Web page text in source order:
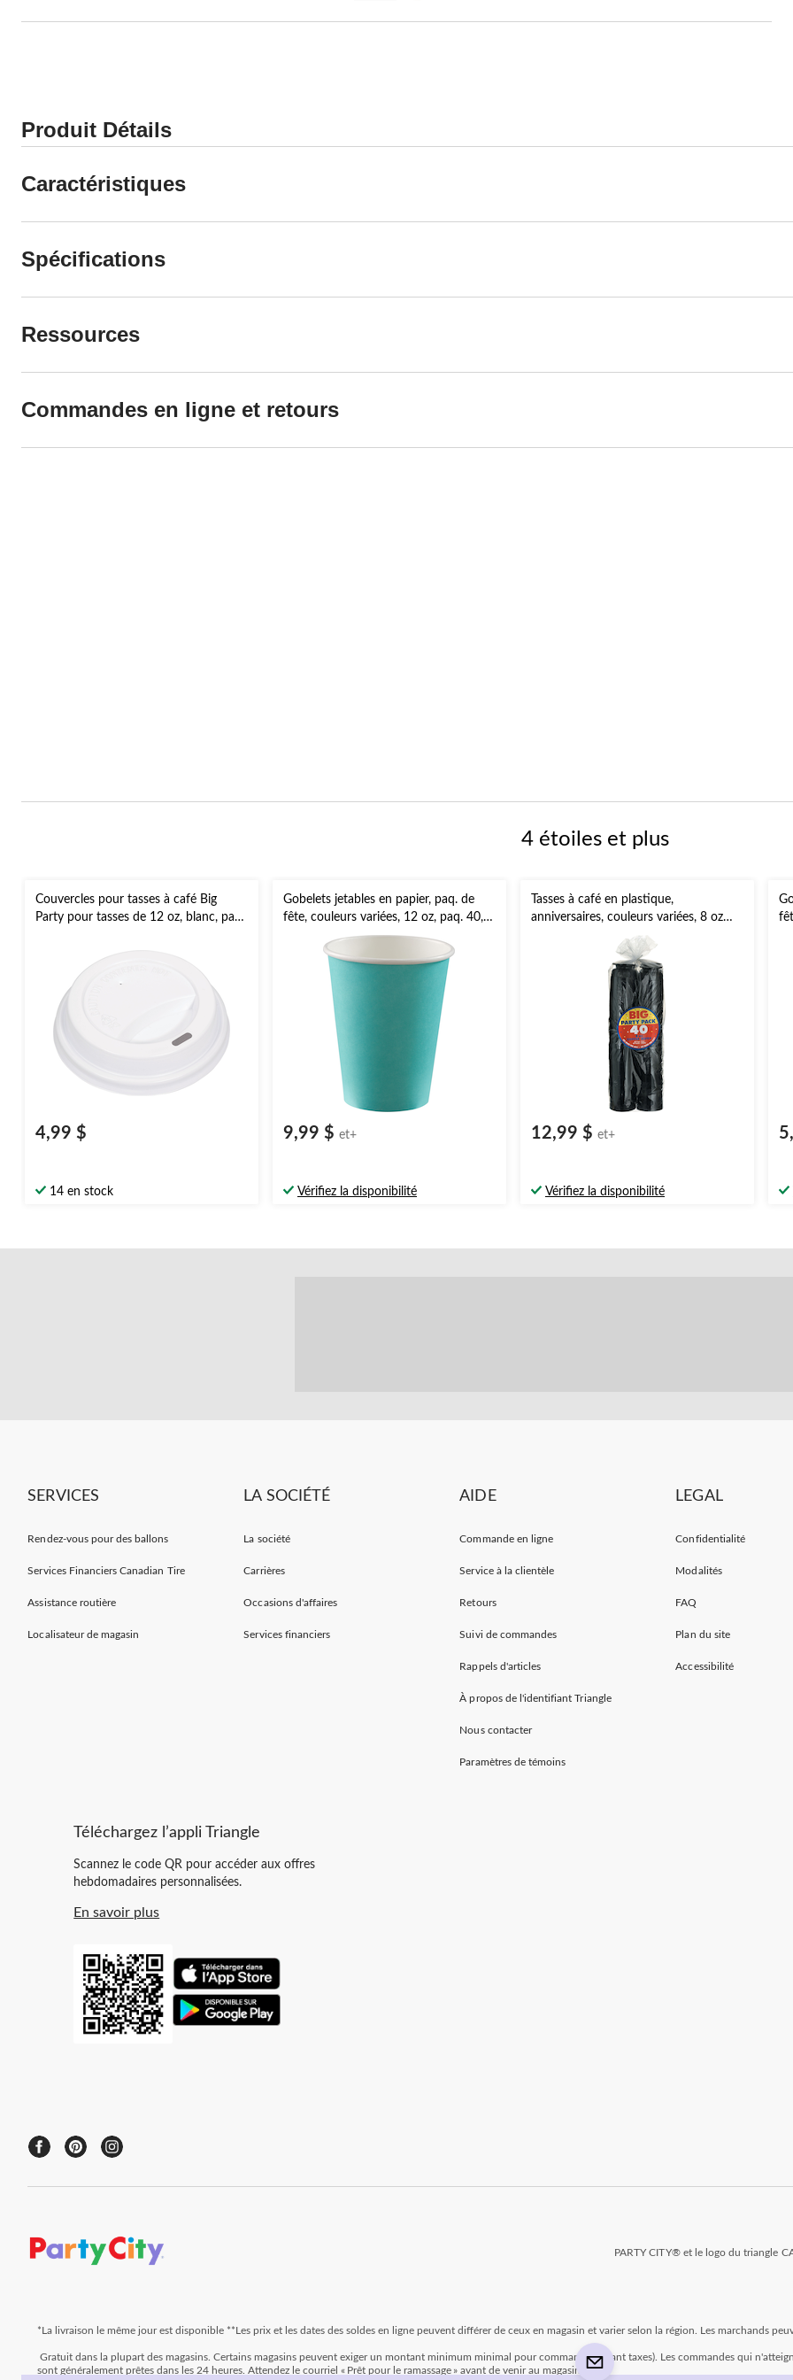
Produit Détails
Caractéristiques
Spécifications
Ressources
Commandes en ligne et retours
4 étoiles et plus
Couvercles pour tasses à café Big
Party pour tasses de 12 oz, blanc, paq.
4,99 $
14 en stock
Gobelets jetables en papier, paq. de
fête, couleurs variées, 12 oz, paq. 40,
pour Noël/Action de grâces/réveillon
du Nouvel An/fête d'anniversaire
9,99 $ et+
Vérifiez la disponibilité
Tasses à café en plastique,
anniversaires, couleurs variées, 8 oz
12,99 $ et+
Vérifiez la disponibilité
SERVICES
Rendez-vous pour des ballons
Services Financiers Canadian Tire
Assistance routière
Localisateur de magasin
LA SOCIÉTÉ
La société
Carrières
Occasions d'affaires
Services financiers
AIDE
Commande en ligne
Service à la clientèle
Retours
Suivi de commandes
Rappels d'articles
À propos de l'identifiant Triangle
Nous contacter
Paramètres de témoins
LEGAL
Confidentialité
Modalités
FAQ
Plan du site
Accessibilité
Téléchargez l’appli Triangle
Scannez le code QR pour accéder aux offres
hebdomadaires personnalisées.
En savoir plus
PARTY CITY® et le logo du triangle
*La livraison le même jour est disponible **Les prix et les dates des soldes en ligne peuvent différer de ceux en magasin et varier selon la région. Les marchands
Gratuit dans la plupart des magasins. Certains magasins peuvent exiger un montant minimum minimal pour commander (avant taxes). Les commandes qui
sont généralement prêtes dans les 24 heures. Attendez le courriel « Prêt pour le ramassage » avant de venir au magasin.